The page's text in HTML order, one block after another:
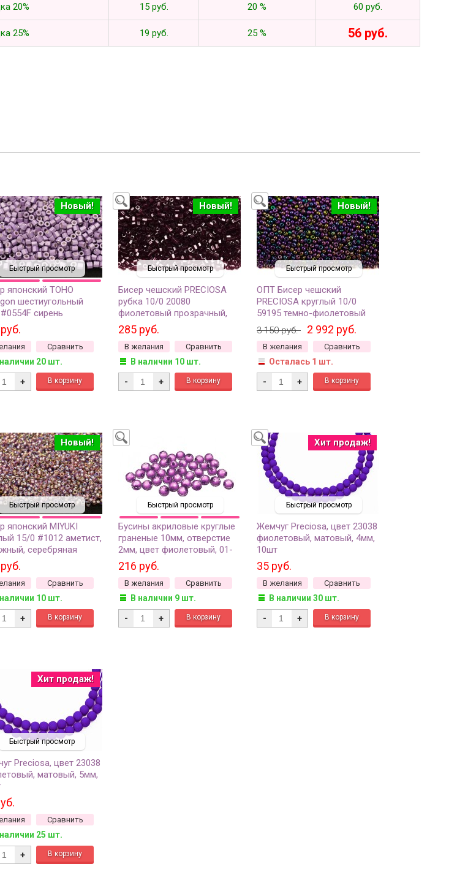
20% 15 руб. 20 % 60 руб.
25% 19 руб. 25 % 56 руб.
Быстрый просмотр
Новый!
японский TOHO
шестиугольный
сирень
5
Сравнить
20 шт.
+
Быстрый просмотр
Новый!
Бисер чешский PRECIOSA
рубка 10/0 20080
фиолетовый прозрачный,
50г
285 руб.
В желания Сравнить
В наличии 10 шт.
- +
Быстрый просмотр
Новый!
ОПТ Бисер чешский
PRECIOSA круглый 10/0
59195 темно-фиолетовый
непрозрачный ирис, 1 сорт,
500 грамм
3 150 руб. 2 992 руб.
В желания Сравнить
Осталась 1 шт.
- +
Быстрый просмотр
Новый!
японский MIYUKI
15/0 #1012 аметист,
серебряная
внутри, 10 грамм
Сравнить
10 шт.
+
Быстрый просмотр
Бусины акриловые круглые
граненые 10мм, отверстие
2мм, цвет фиолетовый, 01-
01-43, 50 грамм
216 руб.
В желания Сравнить
В наличии 9 шт.
- +
Быстрый просмотр
Хит продаж!
Жемчуг Preciosa, цвет 23038
фиолетовый, матовый, 4мм,
10шт
35 руб.
В желания Сравнить
В наличии 30 шт.
- +
Быстрый просмотр
Хит продаж!
Preciosa, цвет 23038
матовый, 5мм,
Сравнить
25 шт.
+